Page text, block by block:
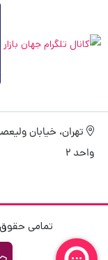
واحد 2
تمامی